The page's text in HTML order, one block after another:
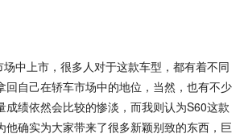
中上市，很多人对于这款车型，都有着不同
自己在轿车市场中的地位，当然，也有不少
绩依然会比较的惨淡，而我则认为S60这款
确实为大家带来了很多新颖别致的东西，巨